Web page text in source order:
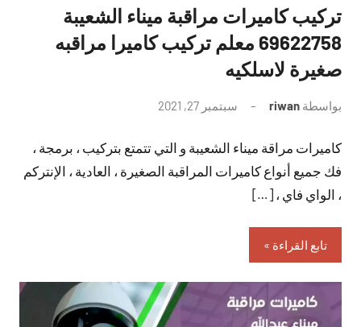
تركيب كاميرات مراقبة ميناء الشعيبة
69622758 معلم تركيب كاميرا مراقبه
صغيرة لاسلكيه
بواسطة riwan سبتمبر 27, 2021
تعليقات
كاميرات مراقة ميناء الشعيبة و التي تتمتع بتركيب ، برمجة ،
فك جميع أنواع كاميرات المراقبة الصغيرة ، العادية ، الإنتركم
، الواي فاي ، […]
تابع القراءة